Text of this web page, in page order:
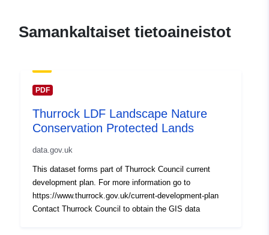
Samankaltaiset tietoaineistot
PDF
Thurrock LDF Landscape Nature
Conservation Protected Lands
data.gov.uk
This dataset forms part of Thurrock Council current
development plan. For more information go to
https://www.thurrock.gov.uk/current-development-plan
Contact Thurrock Council to obtain the GIS data